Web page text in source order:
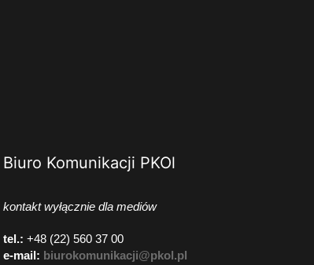
Biuro Komunikacji PKOl
kontakt wyłącznie dla mediów
tel.: +48 (22) 560 37 00
e-mail: biurokomunikacji@pkol.pl